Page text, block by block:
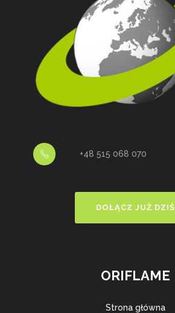
+48 515 068 070
DOŁĄCZ JUŻ DZIŚ
ORIFLAME
Strona główna